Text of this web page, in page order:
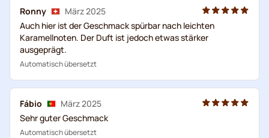
Ronny
März 2025
Auch hier ist der Geschmack spürbar nach leichten
Karamellnoten. Der Duft ist jedoch etwas stärker
ausgeprägt.
Automatisch übersetzt
Fábio
März 2025
Sehr guter Geschmack
Automatisch übersetzt